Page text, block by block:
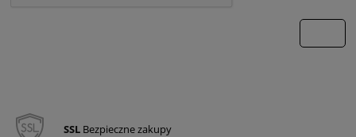
SSL Bezpieczne zakupy